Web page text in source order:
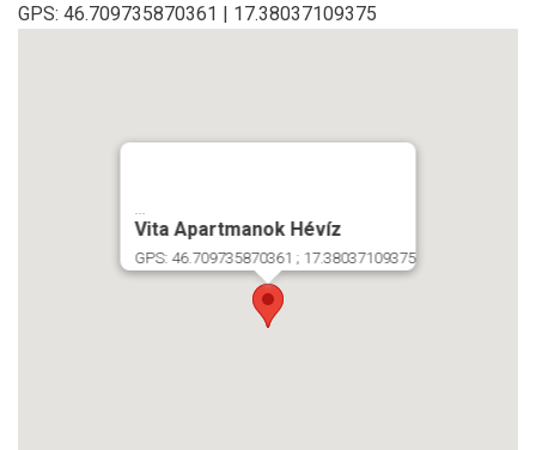
GPS: 46.709735870361 | 17.38037109375
Vita Apartmanok Hévíz
GPS: 46.709735870361 ; 17.38037109375